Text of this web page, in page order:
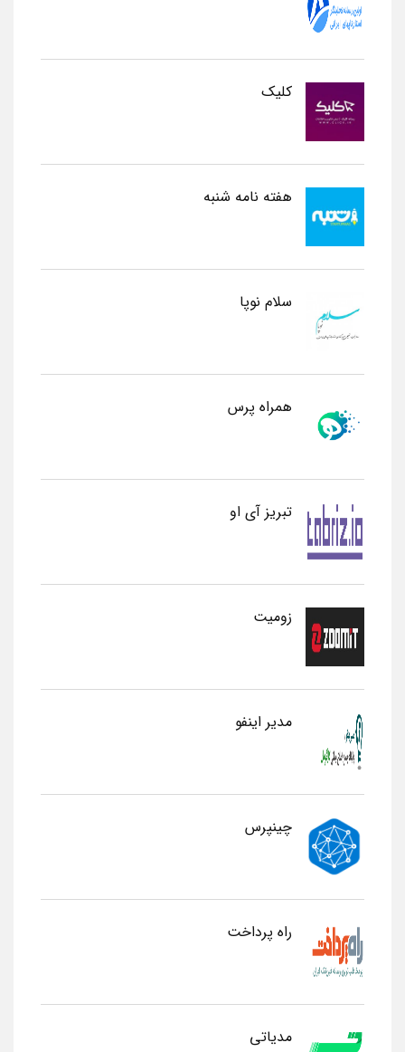
کلیک
هفته نامه شنبه
سلام نوپا
همراه پرس
تبریز آی او
زومیت
مدیر اینفو
چینپرس
راه پرداخت
مدیاتی